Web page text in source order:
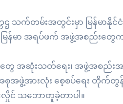
သက်တမ်းအတွင်းမှာ မြန်မာ
ြန်မာ အရပ်ဖက် အဖွဲ့အစည်းတွေ
အဆုံးသတ်ရေး၊ အဖွဲ့အစည်းအား
စုအဖွဲ့အားလုံး စေ့စပ်ရေး တိုက်
င်လှိုင် သဘောတူခဲ့တာပါ။